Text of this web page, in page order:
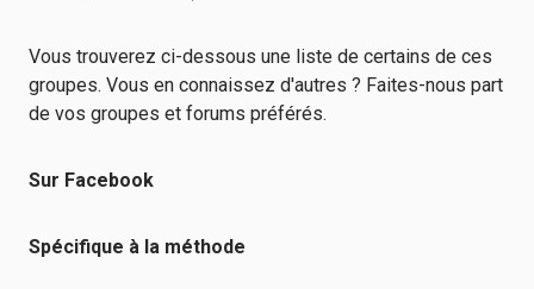
Vous trouverez ci-dessous une liste de certains de ces
groupes. Vous en connaissez d'autres ? Faites-nous part
de vos groupes et forums préférés.
Sur Facebook
Spécifique à la méthode